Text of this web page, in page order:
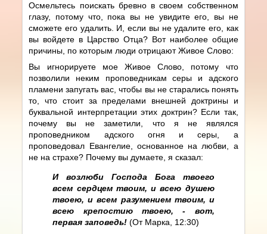
Осмельтесь поискать бревно в своем собственном
глазу, потому что, пока вы не увидите его, вы не
сможете его удалить. И, если вы не удалите его, как
вы войдете в Царство Отца? Вот наиболее общие
причины, по которым люди отрицают Живое Слово:
Вы игнорируете мое Живое Слово, потому что
позволили неким проповедникам серы и адского
пламени запугать вас, чтобы вы не старались понять
то, что стоит за пределами внешней доктрины и
буквальной интерпретации этих доктрин? Если так,
почему вы не заметили, что я не являлся
проповедником адского огня и серы, а
проповедовал Евангелие, основанное на любви, а
не на страхе? Почему вы думаете, я сказал:
И возлюби Господа Бога твоего
всем сердцем твоим, и всею душею
твоею, и всем разумением твоим, и
всею крепостию твоею, - вот,
первая заповедь!(От Марка, 12:30)